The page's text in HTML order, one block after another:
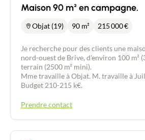
Maison 90 m² en campagne.
Objat (19) 90 m² 215 000€
Je recherche pour des clients une
nord-ouest de Brive, d'environ 100 m²
terrain (2500 m² mini).
Mme travaille à Objat. M. travaille à
Budget 210-215 k€.
Prendre contact